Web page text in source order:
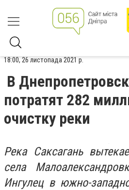
18:00, 26 листопада 2021 р.
В
потратят 282
очистку реки
Река Саксагань
села
Ингулец в южно-